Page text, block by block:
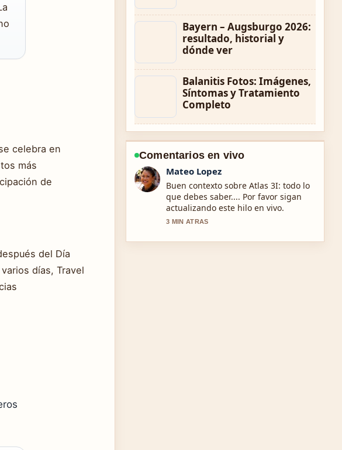
celebra en
más
de
del Día
días, Travel
Bayern – Augsburgo 2026:
resultado, historial y
dónde ver
Balanitis Fotos: Imágenes,
Síntomas y Tratamiento
Completo
Comentarios en vivo
Lucia Garcia
La cobertura de 365 Scores: cómo
descargar la app, APK... se siente
solida y muy facil de seguir.
5 MIN ATRAS